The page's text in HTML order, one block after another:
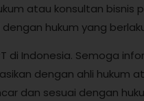
atau konsultan
hukum yang
di Indonesia. Semoga
dengan ahli
dan sesuai dengan